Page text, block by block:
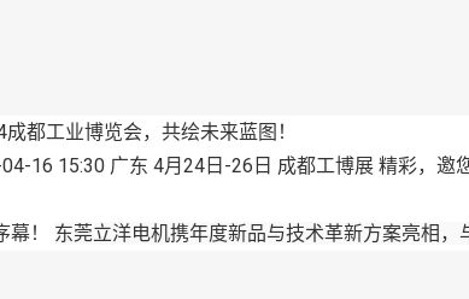
都工业博览会，共绘未来蓝图！
16 15:30 广东 4月24日-26日 成都工博展 精彩，
幕！ 东莞立洋电机携年度新品与技术革新方案亮相，